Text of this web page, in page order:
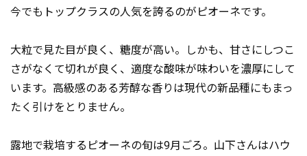
今でもトップクラスの人気を誇るのがピオーネです。
大粒で見た目が良く、糖度が高い。しかも、甘さにしつこ
さがなくて切れが良く、適度な酸味が味わいを濃厚にして
います。高級感のある芳醇な香りは現代の新品種にもまっ
たく引けをとりません。
露地で栽培するピオーネの旬は9月ごろ。山下さんはハウ